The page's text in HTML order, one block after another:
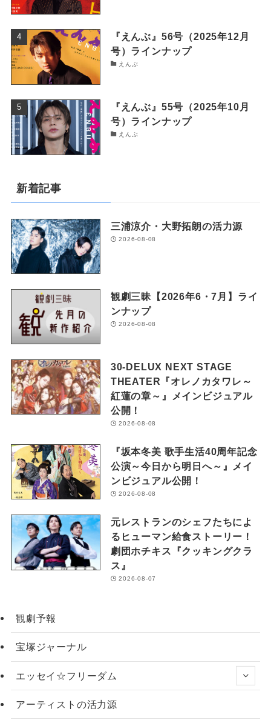
『えんぶ』56号（2025年12月
号）ラインナップ
えんぶ
『えんぶ』55号（2025年10月
号）ラインナップ
えんぶ
新着記事
三浦涼介・大野拓朗の活力源
2026-08-08
観劇三昧【2026年6・7月】ライ
ンナップ
2026-08-08
30-DELUX NEXT STAGE
THEATER『オレノカタワレ～
紅蓮の章～』メインビジュアル
公開！
2026-08-08
『坂本冬美 歌手生活40周年記念
公演～今日から明日へ～』メイ
ンビジュアル公開！
2026-08-08
元レストランのシェフたちによ
るヒューマン給食ストーリー！
劇団ホチキス『クッキングクラ
ス』
2026-08-07
観劇予報
宝塚ジャーナル
エッセイ☆フリーダム
アーティストの活力源